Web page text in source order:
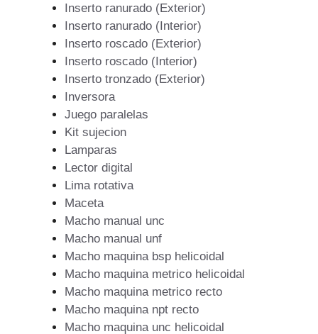
Inserto ranurado (Exterior)
Inserto ranurado (Interior)
Inserto roscado (Exterior)
Inserto roscado (Interior)
Inserto tronzado (Exterior)
Inversora
Juego paralelas
Kit sujecion
Lamparas
Lector digital
Lima rotativa
Maceta
Macho manual unc
Macho manual unf
Macho maquina bsp helicoidal
Macho maquina metrico helicoidal
Macho maquina metrico recto
Macho maquina npt recto
Macho maquina unc helicoidal